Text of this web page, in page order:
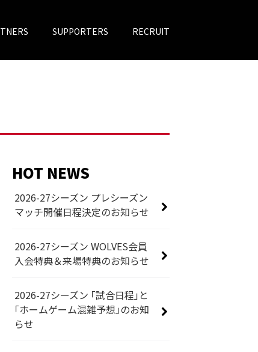
SUPPORTERS RECRUIT
HOT NEWS
2026-27シーズン プレシーズン
マッチ開催日程決定のお知らせ
2026-27シーズン WOLVES会員
入会特典＆来場特典のお知らせ
2026-27シーズン 「試合日程」と
「ホームゲーム混雑予想」のお知
らせ